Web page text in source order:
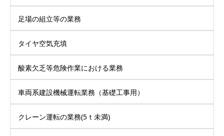
足場の組立等の業務
タイヤ空気充填
酸素欠乏等危険作業における業務
車両系建設機械運転業務（基礎工事用）
クレーン運転の業務(5ｔ未満)